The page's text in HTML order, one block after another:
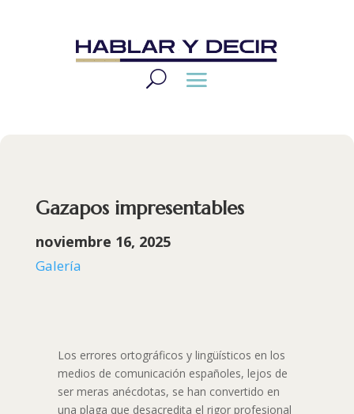
Gazapos impresentables
noviembre 16, 2025
Galería
Los errores ortográficos y lingüísticos en los
medios de comunicación españoles, lejos de
ser meras anécdotas, se han convertido en
una plaga que desacredita el rigor profesional